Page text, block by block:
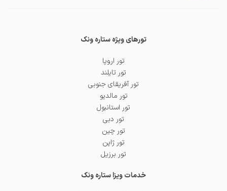
تورهای ویژه ستاره ونک
تور اروپا
تور تایلند
تور آفریقای جنوبی
تور مالدیو
تور استانبول
تور دبی
تور چین
تور ژاپن
تور برزیل
خدمات ویزا ستاره ونک